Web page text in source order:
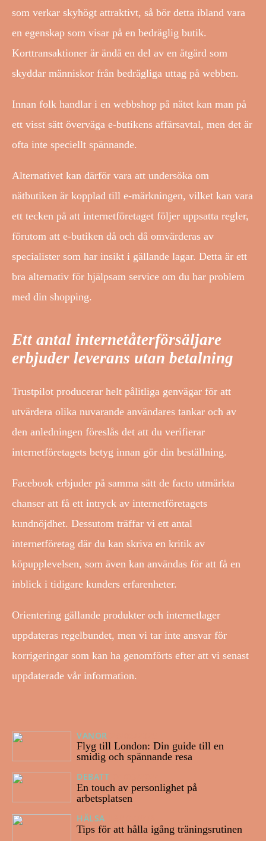
som verkar skyhögt attraktivt, så bör detta ibland vara
en egenskap som visar på en bedräglig butik.
Korttransaktioner är ändå en del av en åtgärd som
skyddar människor från bedrägliga uttag på webben.
Innan folk handlar i en webbshop på nätet kan man på
ett visst sätt överväga e-butikens affärsavtal, men det är
ofta inte speciellt spännande.
Alternativet kan därför vara att undersöka om
nätbutiken är kopplad till e-märkningen, vilket kan vara
ett tecken på att internetföretaget följer uppsatta regler,
förutom att e-butiken då och då omvärderas av
specialister som har insikt i gällande lagar. Detta är ett
bra alternativ för hjälpsam service om du har problem
med din shopping.
Ett antal internetåterförsäljare
erbjuder leverans utan betalning
Trustpilot producerar helt pålitliga genvägar för att
utvärdera olika nuvarande användares tankar och av
den anledningen föreslås det att du verifierar
internetföretagets betyg innan gör din beställning.
Facebook erbjuder på samma sätt de facto utmärkta
chanser att få ett intryck av internetföretagets
kundnöjdhet. Dessutom träffar vi ett antal
internetföretag där du kan skriva en kritik av
köpupplevelsen, som även kan användas för att få en
inblick i tidigare kunders erfarenheter.
Orientering gällande produkter och internetlager
uppdateras regelbundet, men vi tar inte ansvar för
korrigeringar som kan ha genomförts efter att vi senast
uppdaterade vår information.
VANOR
Flyg till London: Din guide till en
smidig och spännande resa
DEBATT
En touch av personlighet på
arbetsplatsen
HÄLSA
Tips för att hålla igång träningsrutinen